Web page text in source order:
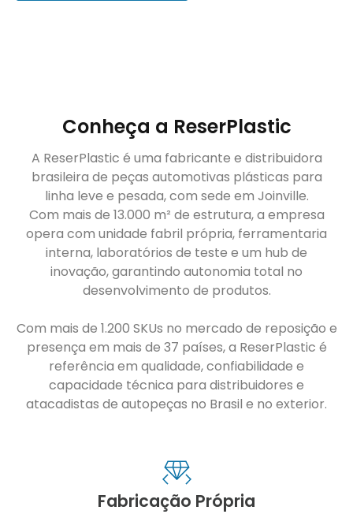
Conheça a ReserPlastic
A ReserPlastic é uma fabricante e distribuidora
brasileira de peças automotivas plásticas para
linha leve e pesada, com sede em Joinville.
Com mais de 13.000 m² de estrutura, a empresa
opera com unidade fabril própria, ferramentaria
interna, laboratórios de teste e um hub de
inovação, garantindo autonomia total no
desenvolvimento de produtos.
Com mais de 1.200 SKUs no mercado de reposição e
presença em mais de 37 países, a ReserPlastic é
referência em qualidade, confiabilidade e
capacidade técnica para distribuidores e
atacadistas de autopeças no Brasil e no exterior.
Fabricação Própria